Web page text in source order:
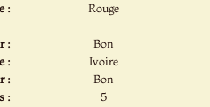
:
Rouge
:
Bon
:
Ivoire
:
Bon
:
5